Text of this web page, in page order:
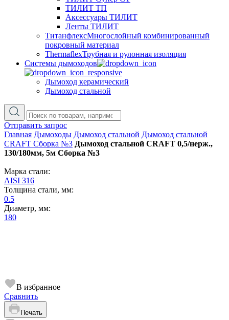
ТИЛИТ ТП
Аксессуары ТИЛИТ
Ленты ТИЛИТ
ТитанфлексМногослойный комбинированный
покровный материал
ThermaflexТрубная и рулонная изоляция
Cистемы дымоходов
Дымоход керамический
Дымоход стальной
Отправить запрос
Главная Дымоходы Дымоход стальной Дымоход стальной
CRAFT Сборка №3 Дымоход стальной CRAFT 0,5/нерж.,
130/180мм, 5м Сборка №3
Марка стали:
AISI 316
Толщина стали, мм:
0.5
Диаметр, мм:
180
В избранное
Сравнить
Печать